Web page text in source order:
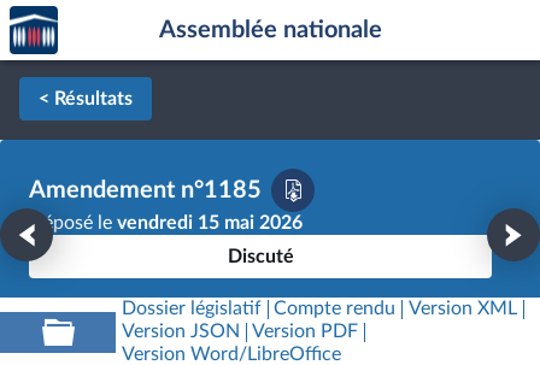
Aller au contenu
Aller en bas de la page
Accèder
à la
page
d'accueil
Assemblée nationale
< Résultats
Amendement n°1185
Déposé le vendredi 15 mai 2026
Discuté
Dossier législatif Compte rendu
Version XML
Version JSON
Version PDF
Version Word/LibreOffice